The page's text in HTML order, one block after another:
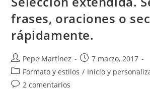
frases, oraciones o
rápidamente.
Autor
de
la
Pepe Martínez
Publicación
de
7 marzo, 2017
Categoría
de
Formato y estilos / Inicio y
Comentarios
2 comentarios